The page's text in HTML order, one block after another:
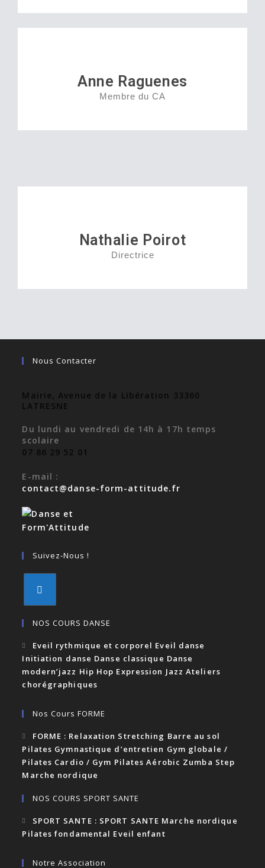
Anne Raguenes
Membre du CA
Nathalie Poirot
Directrice
Nous Contacter
Mairie, Avenue de la Libération 33360
LATRESNE
Du lundi au vendredi de 14h à 17h temps
scolaire
07 86 29 52 01
E-mail :
contact@danse-form-attitude.fr
Suivez-Nous !
NOS COURS DANSE
Eveil rythmique et corporel Eveil danse
Initiation danse Danse classique Danse
modern’jazz Hip Hop Expression Jazz Ateliers
chorégraphiques
Nos Cours FORME
FORME : Relaxation Stretching Barre au sol
Pilates Gymnastique d’entretien Gym globale /
Pilates Cardio / Gym Pilates Aérobic Zumba Step
Marche nordique
NOS COURS SPORT SANTE
SPORT SANTE : SPORT SANTE Marche nordique
Pilates fondamental Eveil enfant
Notre Association